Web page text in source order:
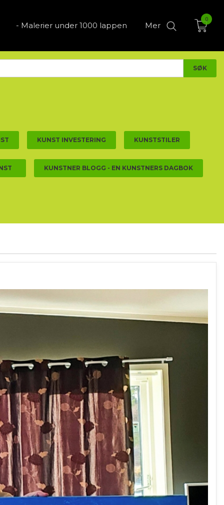
- Malerier under 1000 lappen Mer
0
KUNST INVESTERING KUNSTSTILER
KUNSTNER BLOGG - EN KUNSTNERS DAGBOK